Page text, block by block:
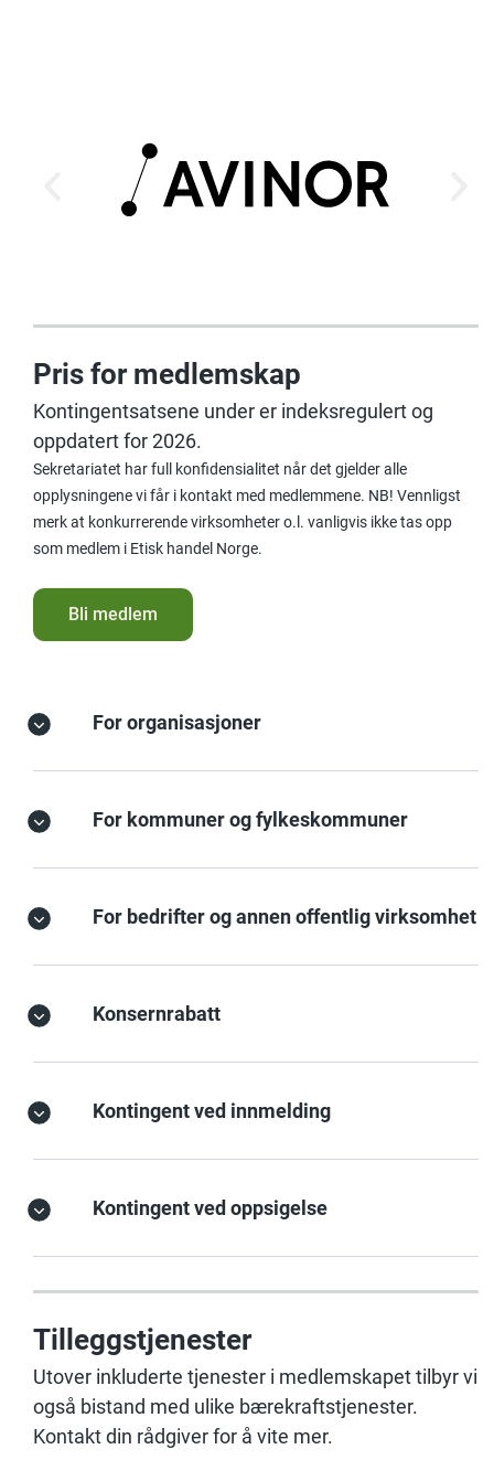
Pris for medlemskap
Kontingentsatsene under er indeksregulert og
oppdatert for 2026.
Sekretariatet har full konfidensialitet når det gjelder alle
opplysningene vi får i kontakt med medlemmene. NB! Vennligst
merk at konkurrerende virksomheter o.l. vanligvis ikke tas opp
som medlem i Etisk handel Norge.
Bli medlem
For organisasjoner
For kommuner og fylkeskommuner
For bedrifter og annen offentlig virksomhet
Konsernrabatt
Kontingent ved innmelding
Kontingent ved oppsigelse
Tilleggstjenester
Utover inkluderte tjenester i medlemskapet tilbyr vi
også bistand med ulike bærekraftstjenester.
Kontakt din rådgiver for å vite mer.